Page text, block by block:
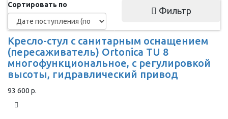
Сортировать по
Фильтр
Кресло-стул с санитарным оснащением
(пересаживатель) Ortonica TU 8
многофункциональное, с регулировкой
высоты, гидравлический привод
93 600 р.